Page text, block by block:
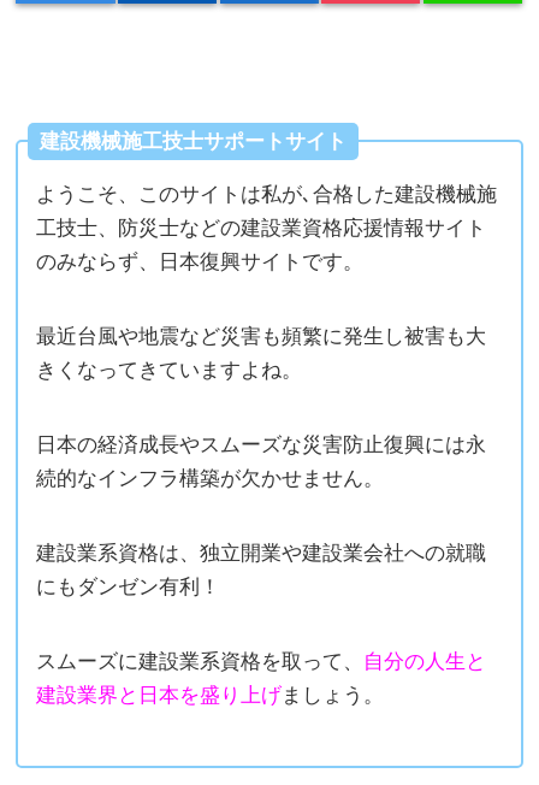
建設機械施工技士サポートサイト
ようこそ、このサイトは私が､合格した建設機械施
工技士、防災士などの建設業資格応援情報サイト
のみならず、日本復興サイトです。
最近台風や地震など災害も頻繁に発生し被害も大
きくなってきていますよね。
日本の経済成長やスムーズな災害防止復興には永
続的なインフラ構築が欠かせません。
建設業系資格は、独立開業や建設業会社への就職
にもダンゼン有利！
スムーズに建設業系資格を取って、 自分の人生と
建設業界と日本を盛り上げましょう。